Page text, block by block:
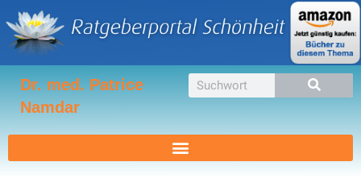
Inhalt
springen
Dr. med. Patrice
Namdar
Suche